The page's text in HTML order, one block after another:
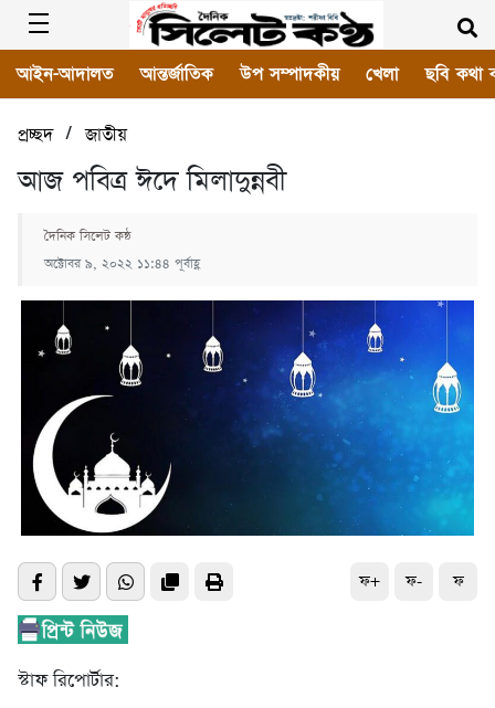
আইন-আদালত আন্তর্জাতিক উপ সম্পাদকীয় খেলা ছবি কথা
প্রচ্ছদ/জাতীয়
আজ পবিত্র ঈদে মিলাদুন্নবী
দৈনিক সিলেট কন্ঠ
অক্টোবর ৯, ২০২২ ১১:৪৪ পূর্বাহ্ণ
ফ+ ফ- ফ
স্টাফ রিপোর্টার: